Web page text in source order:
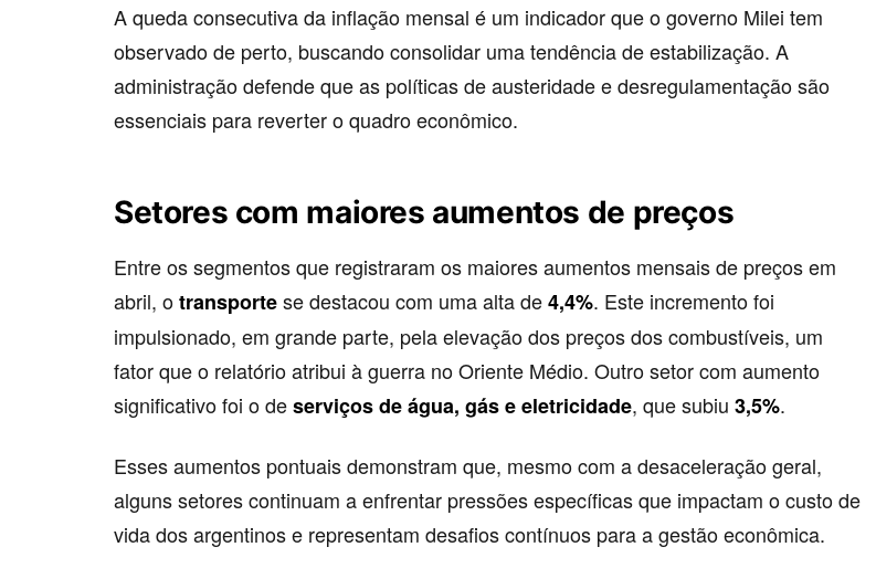
A queda consecutiva da inflação mensal é um indicador que o governo Milei tem
observado de perto, buscando consolidar uma tendência de estabilização. A
administração defende que as políticas de austeridade e desregulamentação são
essenciais para reverter o quadro econômico.
Setores com maiores aumentos de preços
Entre os segmentos que registraram os maiores aumentos mensais de preços em
abril, otransportese destacou com uma alta de4,4%. Este incremento foi
impulsionado, em grande parte, pela elevação dos preços dos combustíveis, um
fator que o relatório atribui à guerra no Oriente Médio. Outro setor com aumento
significativo foi o deserviços de água, gás e eletricidade, que subiu 3,5%.
Esses aumentos pontuais demonstram que, mesmo com a desaceleração geral,
alguns setores continuam a enfrentar pressões específicas que impactam o custo de
vida dos argentinos e representam desafios contínuos para a gestão econômica.